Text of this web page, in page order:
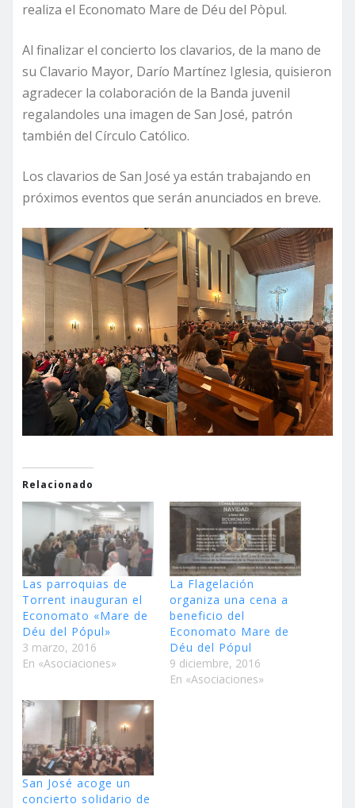
realiza el Economato Mare de Déu del Pòpul.
Al finalizar el concierto los clavarios, de la mano de
su Clavario Mayor, Darío Martínez Iglesia, quisieron
agradecer la colaboración de la Banda juvenil
regalandoles una imagen de San José, patrón
también del Círculo Católico.
Los clavarios de San José ya están trabajando en
próximos eventos que serán anunciados en breve.
Relacionado
Las parroquias de
Torrent inauguran el
Economato «Mare de
Déu del Pópul»
3 marzo, 2016
En «Asociaciones»
La Flagelación
organiza una cena a
beneficio del
Economato Mare de
Déu del Pópul
9 diciembre, 2016
En «Asociaciones»
San José acoge un
concierto solidario de